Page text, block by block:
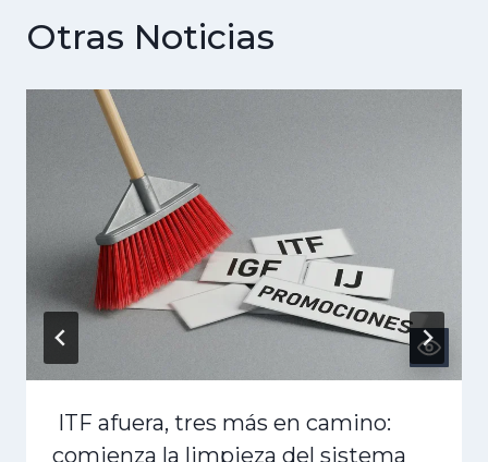
Otras Noticias
ITF afuera, tres más en camino:
comienza la limpieza del sistema